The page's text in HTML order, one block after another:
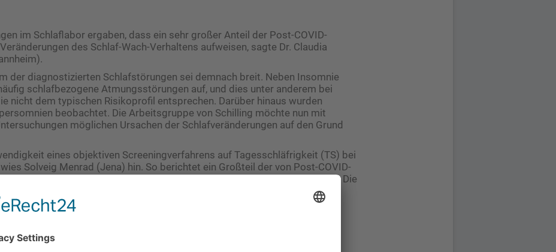
im Schlaflabor ergaben, dass ein sehr großer Anteil der Post-COVID-
des Schlaf-Wach-Verhaltens aufweisen, sagte Dr. Claudia
der diagnostizierten Schlafstörungen sei demnach breit. Neben Insomnie
schlafbezogene Atmungsstörungen auf, und dies unter anderem bei
nicht dem typischen Risikoprofil entsprechen. Darüber hinaus wurden
beobachtet. Die Arbeitsgruppe von Schilling möchte nun mit
möglichen Ursachen der Schlafveränderungen auf den Grund
eines objektiven Screeningverfahrens auf Tagesschläfrigkeit (TS) bei
Solveig Menrad (Jena) hin. So berichtet ein Großteil der von Post-COVID-
exzessiver TS, wobei die Häufigkeit einer objektivierbaren TS gering sei. Die
Scale (ESS) sei für diese Fälle zu allgemein formuliert. Objektive
wie der Pupillen-Unruhe-Index seien zu bevorzugen.